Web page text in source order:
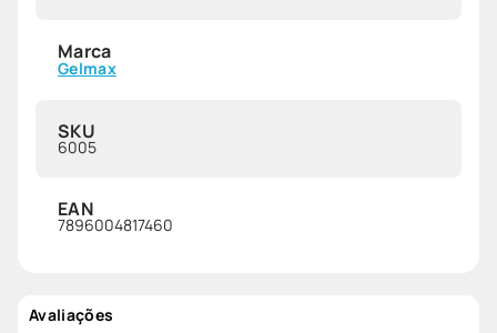
Marca
Gelmax
SKU
6005
EAN
7896004817460
Avaliações